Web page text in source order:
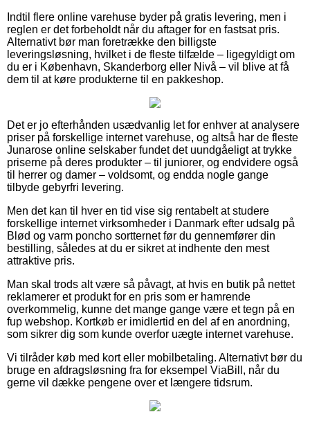
Indtil flere online varehuse byder på gratis levering, men i
reglen er det forbeholdt når du aftager for en fastsat pris.
Alternativt bør man foretrække den billigste
leveringsløsning, hvilket i de fleste tilfælde – ligegyldigt om
du er i København, Skanderborg eller Nivå – vil blive at få
dem til at køre produkterne til en pakkeshop.
Det er jo efterhånden usædvanlig let for enhver at analysere
priser på forskellige internet varehuse, og altså har de fleste
Junarose online selskaber fundet det uundgåeligt at trykke
priserne på deres produkter – til juniorer, og endvidere også
til herrer og damer – voldsomt, og endda nogle gange
tilbyde gebyrfri levering.
Men det kan til hver en tid vise sig rentabelt at studere
forskellige internet virksomheder i Danmark efter udsalg på
Blød og varm poncho sortternet før du gennemfører din
bestilling, således at du er sikret at indhente den mest
attraktive pris.
Man skal trods alt være så påvagt, at hvis en butik på nettet
reklamerer et produkt for en pris som er hamrende
overkommelig, kunne det mange gange være et tegn på en
fup webshop. Kortkøb er imidlertid en del af en anordning,
som sikrer dig som kunde overfor uægte internet varehuse.
Vi tilråder køb med kort eller mobilbetaling. Alternativt bør du
bruge en afdragsløsning fra for eksempel ViaBill, når du
gerne vil dække pengene over et længere tidsrum.